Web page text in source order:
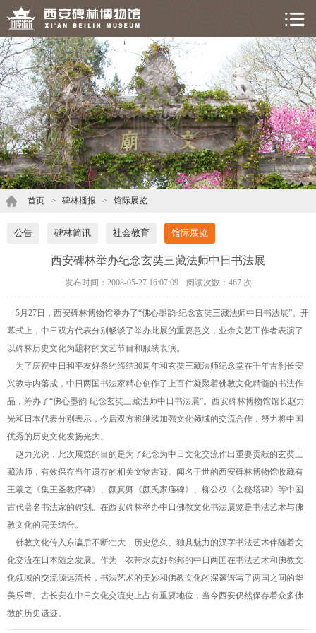
首页 > 碑林播报 > 馆际展览
公告 碑林简讯 社会教育 馆际展览
西安碑林举办纪念玄奘三藏法师中日书法展
发布时间：2008-05-27 16:07:09 阅读次数： 467 次
5月27日，西安碑林博物馆举办了“佛心墨韵·纪念玄奘三藏法师中日书法展”。开
幕式上，中日双方代表分别畅谈了举办此展的重要意义，业余文艺工作者表演了
以碑林历史文化为题材的文艺节目和服装表演。
为了庆祝中日和平友好条约缔结30周年和玄奘三藏法师纪念堂在千年古刹长安
兴教寺内落成，中日两国书法家精心创作了上百件凝聚着佛教文化精髓的书法作
品，筹办了“佛心墨韵·纪念玄奘三藏法师中日书法展”。西安碑林博物馆馆长赵力
光和日本代表分别表示，今后双方将继续加强文化领域的交流合作，努力将中国
优秀的历史文化发扬光大。
赵力光说，此次展览的目的是为了纪念为中日文化交流作出重要贡献的玄奘三
藏法师，有效保存当年遗存的相关文物古迹。闻名于世的西安碑林博物馆收藏有
王羲之《集王圣教序碑》、颜真卿《颜氏家庙碑》、柳公权《玄秘塔碑》等中国
古代著名书法家的碑刻。在西安碑林举办中日佛教文化书法展览是书法艺术与佛
教文化的完美结合。
佛教文化传入东瀛后不断壮大，历史悠久、独具魅力的汉字书法艺术伴随着文
化交流在日本随之发展。作为一衣带水友好邻邦的中日两国在书法艺术和佛教文
化领域的交流源远流长，书法艺术的美妙和佛教文化的深邃谱写了两国之间的华
美乐章。古长安在中日文化交流史上占有重要地位，当今西安仍然保存着众多佛
教的历史遗迹。